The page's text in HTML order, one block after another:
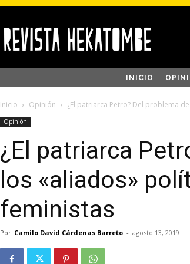
INICIO
Inicio Opinión ¿El patriarca Petro? Del problema
Opinión
¿El patriarca
los «aliados»
feministas
Por Camilo David Cárdenas Barreto - agosto 13, 2019